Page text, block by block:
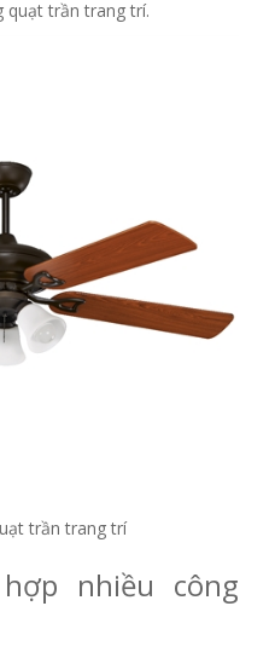
quạt trần trang trí.
trần trang trí
nhiều công